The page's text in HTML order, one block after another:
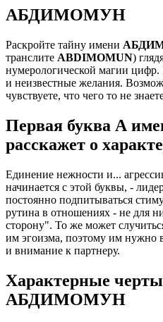
АБДИМОМУН
Раскройте тайну имени
транслите ABDIMOMUN)
нумерологической магии
и неизвестные желания.
чувствуете, что чего то не
Первая буква А
расскажет о
Единение нежности и...
начинается с этой буквы, -
постоянно подпитываться
рутина в отношениях - не для
сторону". То же может
им эгоизма, поэтому им нужно
и внимание к партнеру.
Характерные
АБДИМОМУН